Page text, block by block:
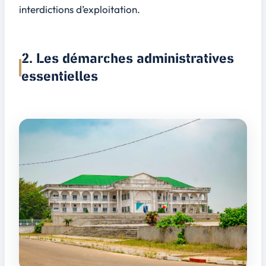
interdictions d’exploitation.
2. Les démarches administratives
essentielles